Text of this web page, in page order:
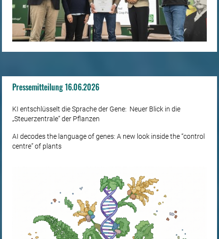
Pressemitteilung 16.06.2026
KI entschlüsselt die Sprache der Gene: Neuer Blick in die
„Steuerzentrale“ der Pflanzen
AI decodes the language of genes: A new look inside the “control
centre” of plants